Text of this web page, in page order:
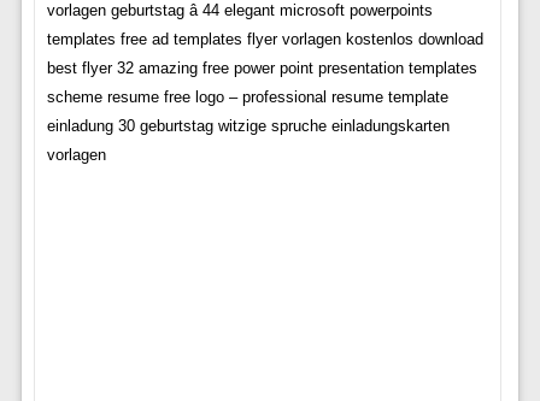
vorlagen geburtstag â 44 elegant microsoft powerpoints
templates free ad templates flyer vorlagen kostenlos download
best flyer 32 amazing free power point presentation templates
scheme resume free logo – professional resume template
einladung 30 geburtstag witzige spruche einladungskarten
vorlagen